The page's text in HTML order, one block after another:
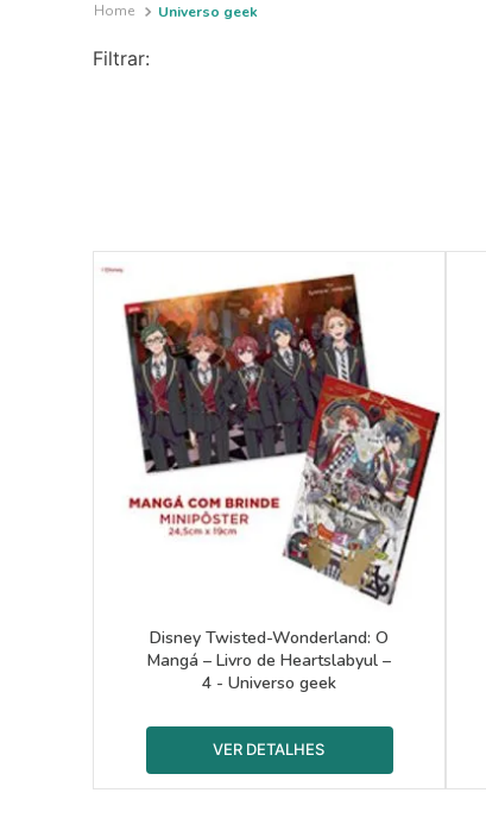
Universo geek
Disney Twisted-Wonderland: O
Mangá – Livro de Heartslabyul –
4 - Universo geek